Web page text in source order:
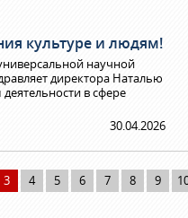
культуре и людям!
научной
директора Наталью
в сфере
30.04.2026
3 4 5 6 7 8 9